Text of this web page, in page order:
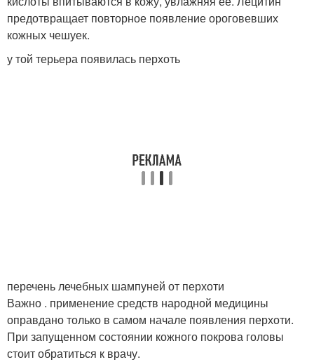
предотвращает повторное появление ороговевших
кожных чешуек.
у той терьера появилась перхоть
перечень лечебных шампуней от перхоти
Важно . применение средств народной медицины
оправдано только в самом начале появления перхоти.
При запущенном состоянии кожного покрова головы
стоит обратиться к врачу.